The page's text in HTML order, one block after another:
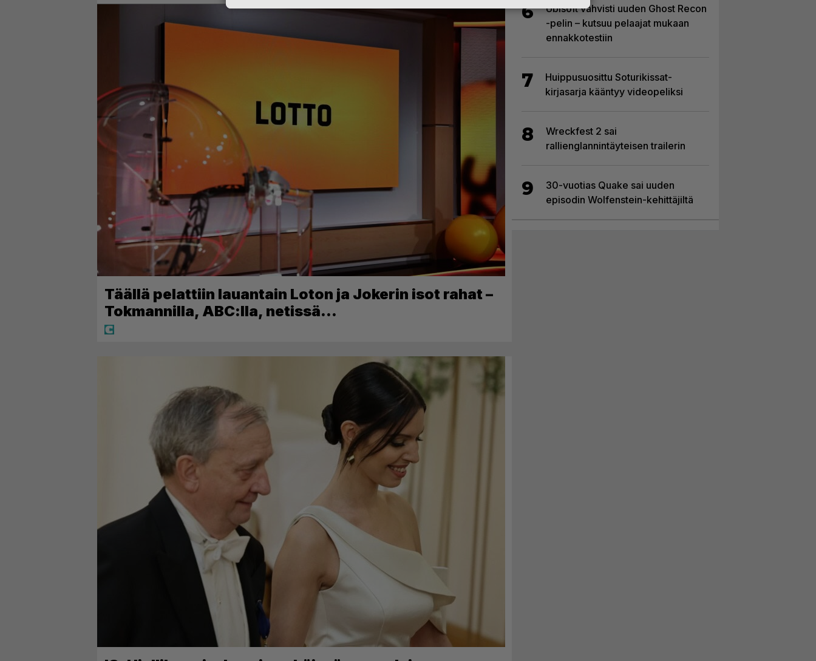
Täällä pelattiin lauantain Loton ja Jokerin isot rahat –
Tokmannilla, ABC:lla, netissä…
6
Ubisoft vahvisti uuden Ghost Recon
-pelin – kutsuu pelaajat mukaan
ennakkotestiin
7
Huippusuosittu Soturikissat-
kirjasarja kääntyy videopeliksi
8
Wreckfest 2 sai
rallienglannintäyteisen trailerin
9
30-vuotias Quake sai uuden
episodin Wolfenstein-kehittäjiltä